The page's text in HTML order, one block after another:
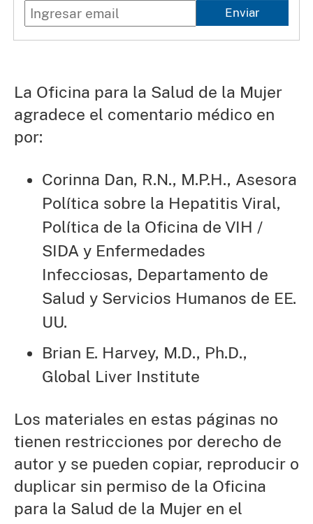
Enviar
La Oficina para la Salud de la Mujer
agradece el comentario médico en
por:
Corinna Dan, R.N., M.P.H., Asesora
Política sobre la Hepatitis Viral,
Política de la Oficina de VIH /
SIDA y Enfermedades
Infecciosas, Departamento de
Salud y Servicios Humanos de EE.
UU.
Brian E. Harvey, M.D., Ph.D.,
Global Liver Institute
Los materiales en estas páginas no
tienen restricciones por derecho de
autor y se pueden copiar, reproducir o
duplicar sin permiso de la Oficina
para la Salud de la Mujer en el